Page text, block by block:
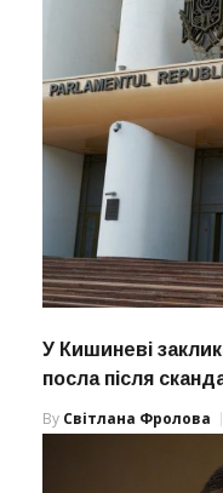
У Кишиневі
посла після
By Світлана Фролова